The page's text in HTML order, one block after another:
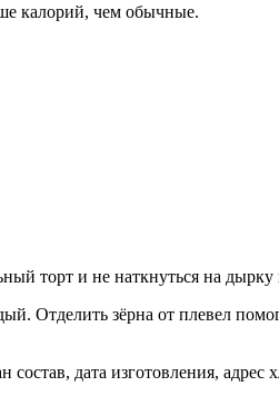
калорий, чем обычные.
торт и не наткнуться на дырку
Отделить зёрна от плевел
дата изготовления, адрес